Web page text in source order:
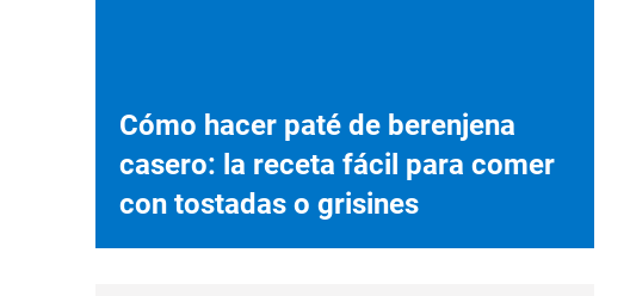
Cómo hacer paté de berenjena
casero: la receta fácil para comer
con tostadas o grisines